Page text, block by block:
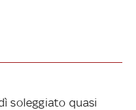
soleggiato quasi